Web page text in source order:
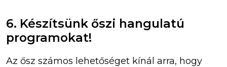
6. Készítsünk őszi hangulatú
programokat!
Az ősz számos lehetőséget kínál arra, hogy